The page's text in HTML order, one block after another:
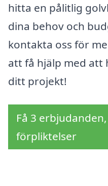
hitta en pålitlig
dina behov och
kontakta oss för
att få hjälp med
ditt projekt!
Få 3
förpliktelser